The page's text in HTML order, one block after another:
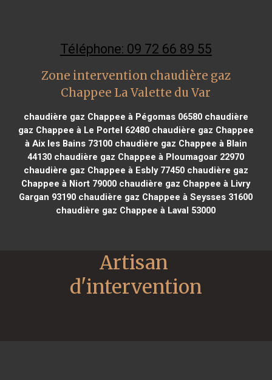
Téléphone: 09 72 66 89 55
Zone intervention chaudière gaz
Chappee La Valette du Var
chaudière gaz Chappee à Pégomas 06580chaudière
gaz Chappee à Le Portel 62480chaudière gaz Chappee
à Aix les Bains 73100chaudière gaz Chappee à Blain
44130 chaudière gaz Chappee à Ploumagoar 22970
chaudière gaz Chappee à Esbly 77450chaudière gaz
Chappee à Niort 79000 chaudière gaz Chappee à Livry
Gargan 93190 chaudière gaz Chappee à Seysses 31600
chaudière gaz Chappee à Laval 53000
Artisan
d'intervention